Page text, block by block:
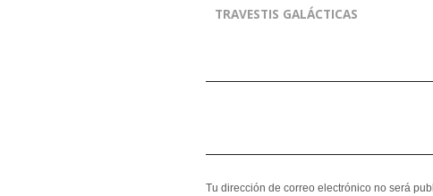
TRAVESTIS GALÁCTICAS
Tu dirección de correo electrónico no será